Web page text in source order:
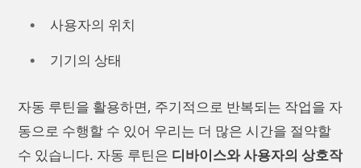
사용자의 위치
기기의 상태
자동 루틴을 활용하면, 주기적으로 반복되는 작업을 자
동으로 수행할 수 있어 우리는 더 많은 시간을 절약할
수 있습니다. 자동 루틴은 디바이스와 사용자의 상호작